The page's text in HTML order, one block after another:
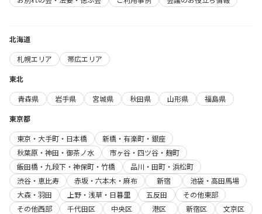
北海道
札幌エリア
帯広エリア
東北
青森県
岩手県 宮城県 秋田県 山形県
福島県
東京都
東京・大手町・日本橋
新橋・有楽町・銀座
秋葉原・神田・御茶ノ水
市ヶ谷・四ツ谷・麹町
飯田橋・九段下・神保町・竹橋
品川・田町・浜松町
渋谷・恵比寿
赤坂・六本木・麻布 新宿
池袋・高田馬場
大森・羽田
上野・浅草・日暮里 五反田
その他東部
その他西部
千代田区 中央区 港区 新宿区
文京区